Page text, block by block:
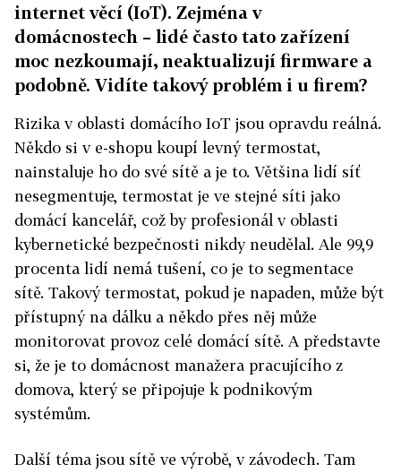
internet věcí (IoT). Zejména v
domácnostech – lidé často tato zařízení
moc nezkoumají, neaktualizují firmware a
podobně. Vidíte takový problém i u firem?
Rizika v oblasti domácího IoT jsou opravdu reálná.
Někdo si v e-shopu koupí levný termostat,
nainstaluje ho do své sítě a je to. Většina lidí síť
nesegmentuje, termostat je ve stejné síti jako
domácí kancelář, což by profesionál v oblasti
kybernetické bezpečnosti nikdy neudělal. Ale 99,9
procenta lidí nemá tušení, co je to segmentace
sítě. Takový termostat, pokud je napaden, může být
přístupný na dálku a někdo přes něj může
monitorovat provoz celé domácí sítě. A představte
si, že je to domácnost manažera pracujícího z
domova, který se připojuje k podnikovým
systémům.
Další téma jsou sítě ve výrobě, v závodech. Tam